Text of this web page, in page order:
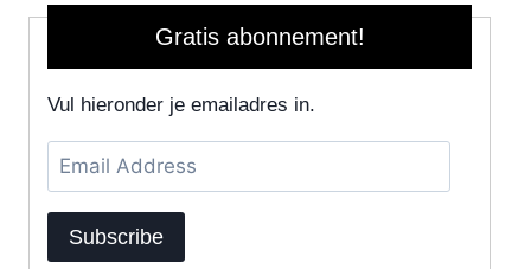
Gratis abonnement!
Vul hieronder je emailadres in.
Email
Address
Subscribe